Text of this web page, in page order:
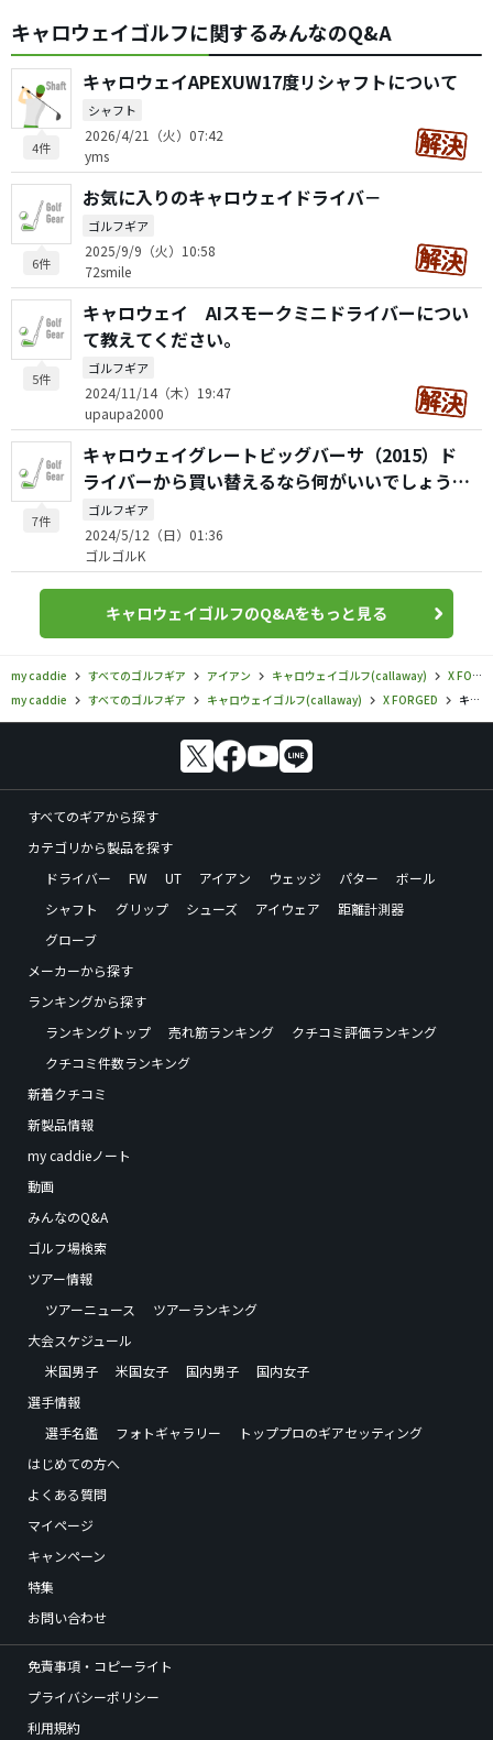
キャロウェイゴルフに関するみんなのQ&A
4件
キャロウェイAPEXUW17度リシャフトについて
シャフト
2026/4/21（火）07:42
yms
6件
お気に入りのキャロウェイドライバ－
ゴルフギア
2025/9/9（火）10:58
72smile
5件
キャロウェイ AIスモークミニドライバーについ
て教えてください。
ゴルフギア
2024/11/14（木）19:47
upaupa2000
7件
キャロウェイグレートビッグバーサ（2015）ド
ライバーから買い替えるなら何がいいでしょう
か？
ゴルフギア
2024/5/12（日）01:36
ゴルゴルK
キャロウェイゴルフのQ&Aをもっと見る
my caddie すべてのゴルフギア アイアン キャロウェイゴルフ(callaway)
X FORGED
my caddie
すべてのゴルフギア キャロウェイゴルフ(callaway) X FORGED キャロウェイゴルフ／X FORGED／X フォージド スター ブラック アイアンの口コミ評価
すべてのギアから探す
カテゴリから製品を探す
ドライバー
FW UT アイアン ウェッジ パター
ボール
シャフト
グリップ シューズ アイウェア
距離計測器
グローブ
メーカーから探す
ランキングから探す
ランキングトップ
売れ筋ランキング
クチコミ評価ランキング
クチコミ件数ランキング
新着クチコミ
新製品情報
my caddieノート
動画
みんなのQ&A
ゴルフ場検索
ツアー情報
ツアーニュース
ツアーランキング
大会スケジュール
米国男子
米国女子 国内男子
国内女子
選手情報
選手名鑑
フォトギャラリー
トッププロのギアセッティング
はじめての方へ
よくある質問
マイページ
キャンペーン
特集
お問い合わせ
免責事項・コピーライト
プライバシーポリシー
利用規約